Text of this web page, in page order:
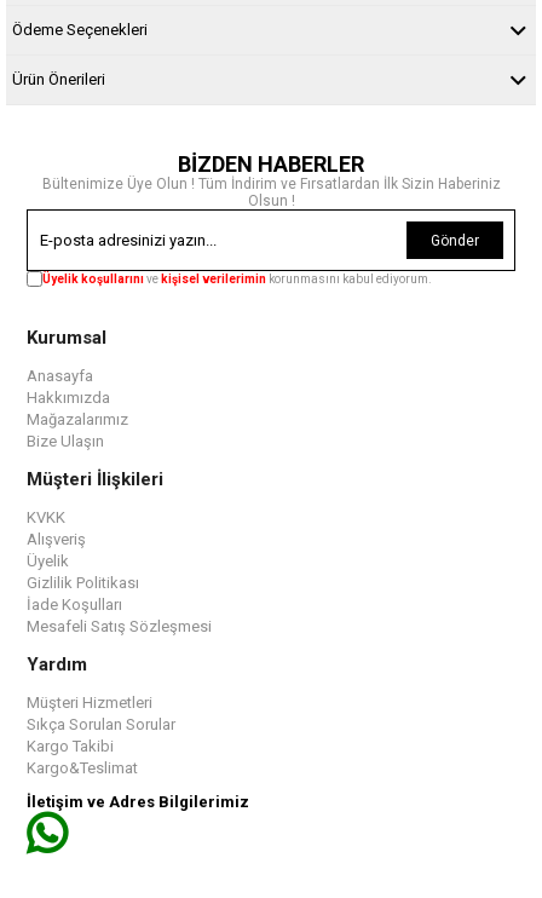
Ödeme Seçenekleri
Ürün Önerileri
BİZDEN HABERLER
Bültenimize Üye Olun ! Tüm İndirim ve Fırsatlardan İlk Sizin Haberiniz
Olsun !
Gönder
Üyelik koşullarınıve kişisel verilerimin korunmasını kabul ediyorum.
Kurumsal
Anasayfa
Hakkımızda
Mağazalarımız
Bize Ulaşın
Müşteri İlişkileri
KVKK
Alışveriş
Üyelik
Gizlilik Politikası
İade Koşulları
Mesafeli Satış Sözleşmesi
Yardım
Müşteri Hizmetleri
Sıkça Sorulan Sorular
Kargo Takibi
Kargo&Teslimat
İletişim ve Adres Bilgilerimiz